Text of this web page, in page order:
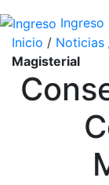
Ingreso
Inicio / Noticias
Magisterial